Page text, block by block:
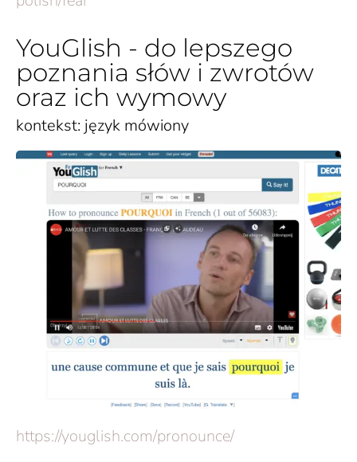
YouGlish - do lepszego
poznania słów i zwrotów
oraz ich wymowy
kontekst: język mówiony
https://youglish.com/pronounce/